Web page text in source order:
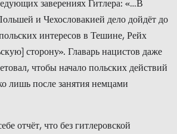
заверениях Гитлера: «…В
и Чехословакией дело дойдёт до
интересов в Тешине, Рейх
сторону». Главарь нацистов даже
чтобы начало польских действий
лишь после занятия немцами
отчёт, что без гитлеровской